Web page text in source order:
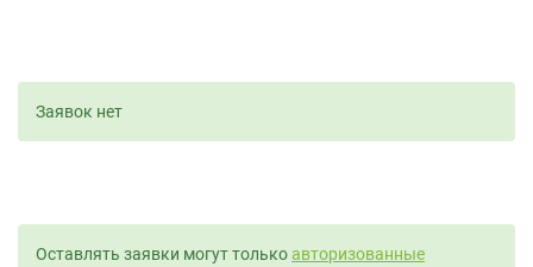
Заявок нет
Оставлять заявки могут толькоавторизованные